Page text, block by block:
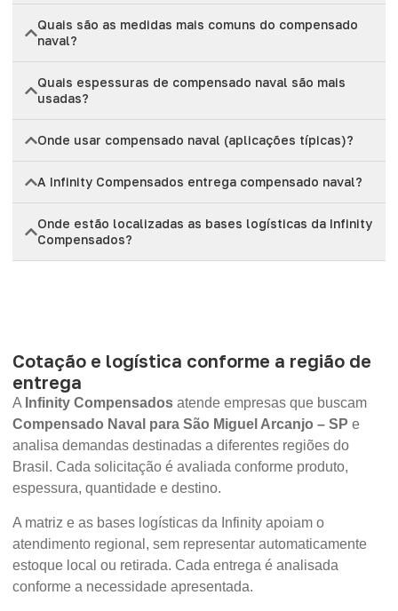
Quais são as medidas mais comuns do compensado
naval?
Quais espessuras de compensado naval são mais
usadas?
Onde usar compensado naval (aplicações típicas)?
A Infinity Compensados entrega compensado naval?
Onde estão localizadas as bases logísticas da Infinity
Compensados?
Cotação e logística conforme a região de
entrega
A Infinity Compensados atende empresas que buscam
Compensado Naval para São Miguel Arcanjo – SP e
analisa demandas destinadas a diferentes regiões do
Brasil. Cada solicitação é avaliada conforme produto,
espessura, quantidade e destino.
A matriz e as bases logísticas da Infinity apoiam o
atendimento regional, sem representar automaticamente
estoque local ou retirada. Cada entrega é analisada
conforme a necessidade apresentada.